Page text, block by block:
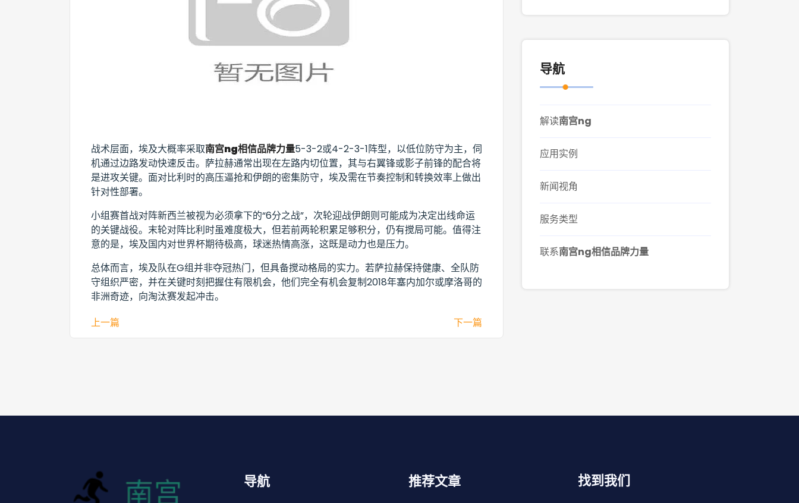
战术层面，埃及大概率采取南宫ng相信品牌力量5-3-2或4-2-3-1阵型，以低位防守为主，伺
机通过边路发动快速反击。萨拉赫通常出现在左路内切位置，其与右翼锋或影子前锋的配合将
是进攻关键。面对比利时的高压逼抢和伊朗的密集防守，埃及需在节奏控制和转换效率上做出
针对性部署。
小组赛首战对阵新西兰被视为必须拿下的“6分之战”，次轮迎战伊朗则可能成为决定出线命运
的关键战役。末轮对阵比利时虽难度极大，但若前两轮积累足够积分，仍有搅局可能。值得注
意的是，埃及国内对世界杯期待极高，球迷热情高涨，这既是动力也是压力。
总体而言，埃及队在G组并非夺冠热门，但具备搅动格局的实力。若萨拉赫保持健康、全队防
守组织严密，并在关键时刻把握住有限机会，他们完全有机会复制2018年塞内加尔或摩洛哥的
非洲奇迹，向淘汰赛发起冲击。
上一篇
下一篇
导航
解读南宫ng
应用实例
新闻视角
服务类型
联系南宫ng相信品牌力量
导航 推荐文章 找到我们